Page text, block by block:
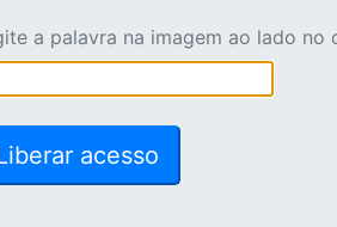
a palavra na imagem ao lado no